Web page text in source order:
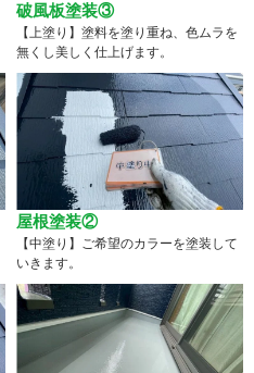
破風板塗装③
【上塗り】塗料を塗り重ね、色ムラを
無くし美しく仕上げます。
屋根塗装②
【中塗り】ご希望のカラーを塗装して
いきます。